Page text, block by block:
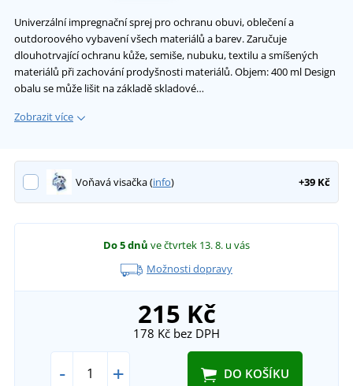
Univerzální impregnační sprej pro ochranu obuvi, oblečení a
outdoroového vybavení všech materiálů a barev. Zaručuje
dlouhotrvající ochranu kůže, semiše, nubuku, textilu a smíšených
materiálů při zachování prodyšnosti materiálů. Objem: 400 ml Design
obalu se může lišit na základě skladové…
Zobrazit více
Voňavá visačka (info) +39 Kč
Do 5 dnů ve čtvrtek 13. 8. u vás
Možnosti dopravy
215 Kč
178 Kč bez DPH
- + DO KOŠÍKU